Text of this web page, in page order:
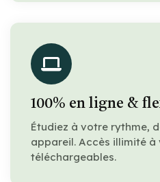
100% en ligne &
Étudiez à votre rythme,
appareil. Accès illimité à
téléchargeables.